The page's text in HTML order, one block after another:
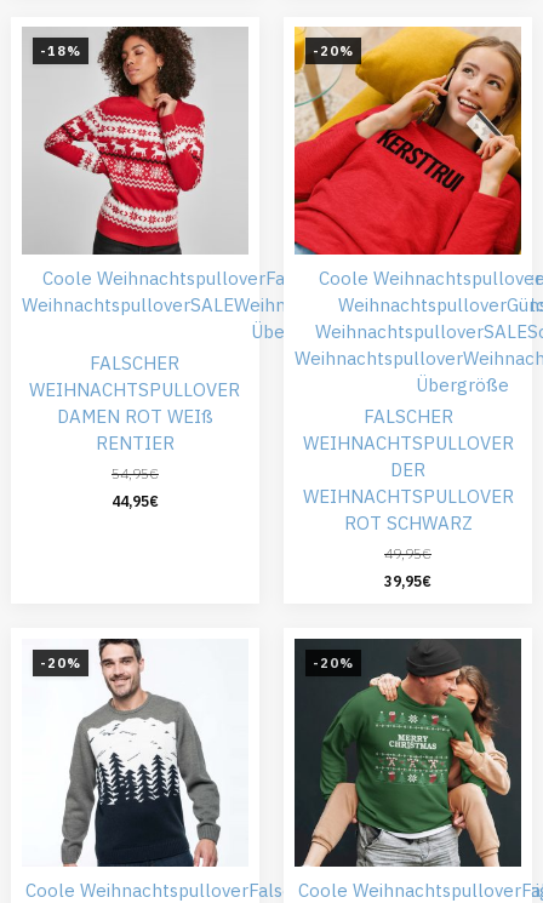
-18%
Coole WeihnachtspulloverFalsche Weihnachtspullover
WeihnachtspulloverSALEWeihnachtskleidung
Übergröße
FALSCHER
WEIHNACHTSPULLOVER
DAMEN ROT WEIß
RENTIER
54,95€
44,95€
-20%
Coole Weihnachtspullover
Weihnachtspullover
WeihnachtspulloverSALE
Weihnachtspullover
Übergröße
FALSCHER
WEIHNACHTSPULLOVER
DER
WEIHNACHTSPULLOVER
ROT SCHWARZ
49,95€
39,95€
-20%
Coole WeihnachtspulloverFalsche Weihnachtspullover
-20%
Coole Weihnachtspullover